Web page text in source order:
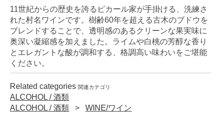
11世紀からの歴史を誇るピカール家が手掛ける、洗練さ
れた村名ワインです。樹齢60年を超える古木のブドウを
ブレンドすることで、透明感のあるクリーンな果実味に
奥深い凝縮感を加えました。ライムや白桃の芳醇な香り
とエレガントな酸が調和する、格調高い味わいをご堪能
ください。
Related categories 関連カテゴリ
ALCOHOL / 酒類
ALCOHOL / 酒類
WINE/ワイン